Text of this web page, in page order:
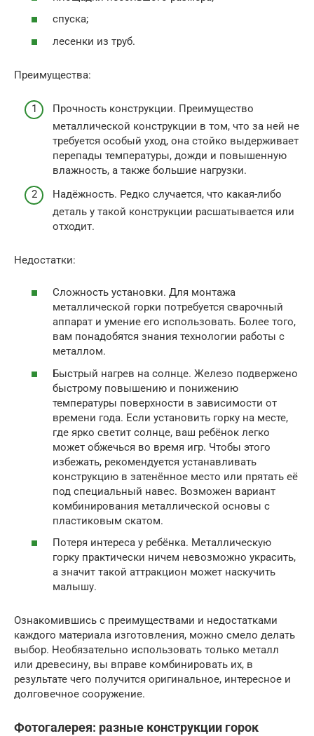
спуска;
лесенки из труб.
Преимущества:
Прочность конструкции. Преимущество
металлической конструкции в том, что за ней не
требуется особый уход, она стойко выдерживает
перепады температуры, дожди и повышенную
влажность, а также большие нагрузки.
Надёжность. Редко случается, что какая-либо
деталь у такой конструкции расшатывается или
отходит.
Недостатки:
Сложность установки. Для монтажа
металлической горки потребуется сварочный
аппарат и умение его использовать. Более того,
вам понадобятся знания технологии работы с
металлом.
Быстрый нагрев на солнце. Железо подвержено
быстрому повышению и понижению
температуры поверхности в зависимости от
времени года. Если установить горку на месте,
где ярко светит солнце, ваш ребёнок легко
может обжечься во время игр. Чтобы этого
избежать, рекомендуется устанавливать
конструкцию в затенённое место или прятать её
под специальный навес. Возможен вариант
комбинирования металлической основы с
пластиковым скатом.
Потеря интереса у ребёнка. Металлическую
горку практически ничем невозможно украсить,
а значит такой аттракцион может наскучить
малышу.
Ознакомившись с преимуществами и недостатками
каждого материала изготовления, можно смело делать
выбор. Необязательно использовать только металл
или древесину, вы вправе комбинировать их, в
результате чего получится оригинальное, интересное и
долговечное сооружение.
Фотогалерея: разные конструкции горок